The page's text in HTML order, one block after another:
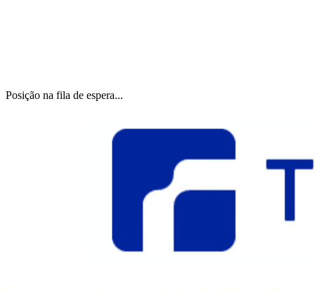
Posição na fila de espera...